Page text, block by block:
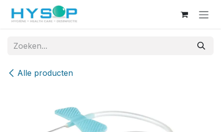
Overslaan naar inhoud
Alle producten